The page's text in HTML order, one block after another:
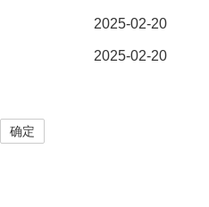
2025-02-20
2025-02-20
确定